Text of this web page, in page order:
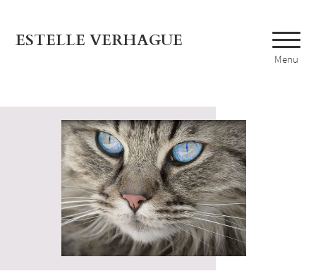
ESTELLE VERHAGUE
Menu